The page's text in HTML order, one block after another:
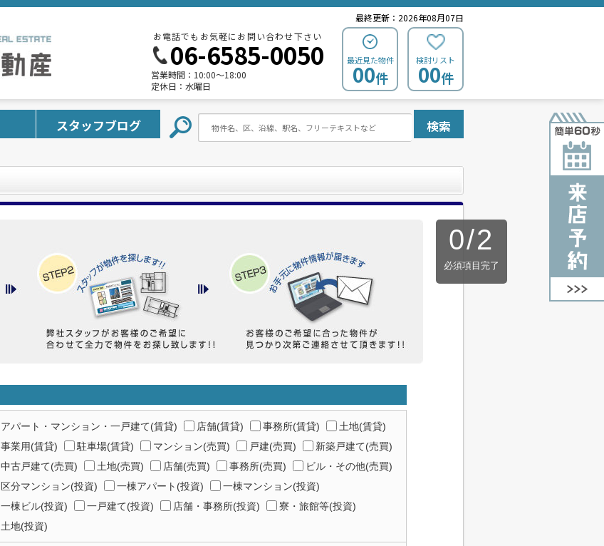
最終更新：2026年08月07日
お電話でもお気軽にお問い合わせ下さい
06-6585-0050
営業時間： 10:00～18:00
定休日： 水曜日
最近見た物件
00件
検討リスト
00件
スタッフブログ 検索
0/2
必須項目完了
アパート・マンション・一戸建て(賃貸) 店舗(賃貸) 事務所(賃貸)
土地(賃貸)
事業用(賃貸)
駐車場(賃貸) マンション(売買) 戸建(売買)
新築戸建て(売買)
中古戸建て(売買)
土地(売買) 店舗(売買) 事務所(売買)
ビル・その他(売買)
区分マンション(投資)
一棟アパート(投資)
一棟マンション(投資)
一棟ビル(投資)
一戸建て(投資) 店舗・事務所(投資)
寮・旅館等(投資)
土地(投資)